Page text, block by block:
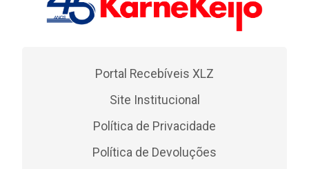
Portal Recebíveis XLZ
Site Institucional
Política de Privacidade
Política de Devoluções